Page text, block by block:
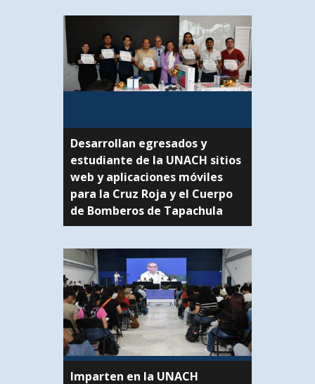
Desarrollan egresados y
estudiante de la UNACH sitios
web y aplicaciones móviles
para la Cruz Roja y el Cuerpo
de Bomberos de Tapachula
Imparten en la UNACH